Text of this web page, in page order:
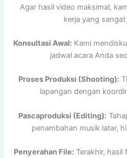
Agar hasil video maksimal,
kerja yang
Konsultasi Awal:Kami
jadwal acara Anda
Proses Produksi (Shooting):
lapangan dengan
Pascaproduksi (Editing):
penambahan musik latar,
Penyerahan File: Terakhir, hasil